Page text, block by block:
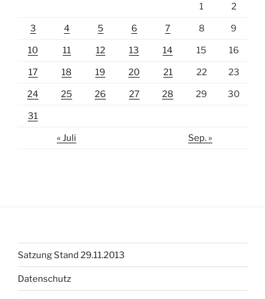
1 2
3 4 5 6 7 8 9
10 11 12 13 14 15 16
17 18 19 20 21 22 23
24 25 26 27 28 29 30
31
« Juli Sep. »
Satzung Stand 29.11.2013
Datenschutz